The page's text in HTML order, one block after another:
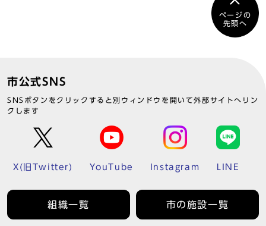
ページの
先頭へ
市公式SNS
SNSボタンをクリックすると別ウィンドウを開いて外部サイトへリン
クします
X(旧Twitter) YouTube Instagram LINE
組織一覧 市の施設一覧